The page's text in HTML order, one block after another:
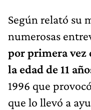
Según relató su
numerosas
por primera vez
la edad de 11
1996 que
que lo llevó a